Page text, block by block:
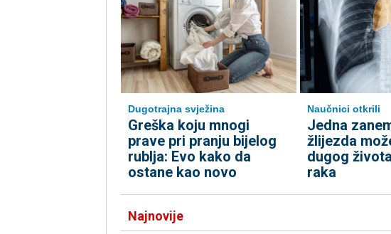
Dugotrajna svježina
Greška koju mnogi
prave pri pranju bijelog
rublja: Evo kako da
ostane kao novo
Naučnici otkrili
Jedna
žlijezda
dugog
raka
Najnovije